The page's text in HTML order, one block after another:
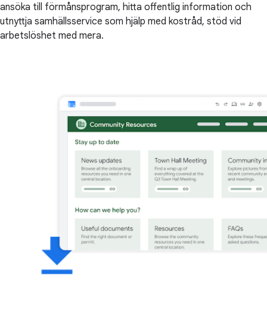
ansöka till förmånsprogram, hitta offentlig information och
utnyttja samhällsservice som hjälp med kostråd, stöd vid
arbetslöshet med mera.